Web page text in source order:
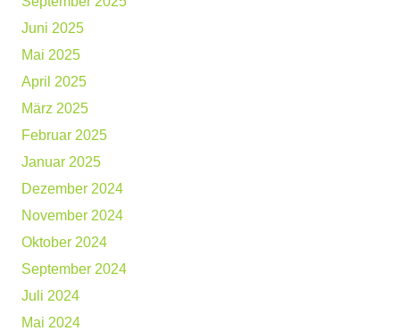
Juni 2025
Mai 2025
April 2025
März 2025
Februar 2025
Januar 2025
Dezember 2024
November 2024
Oktober 2024
September 2024
Juli 2024
Mai 2024